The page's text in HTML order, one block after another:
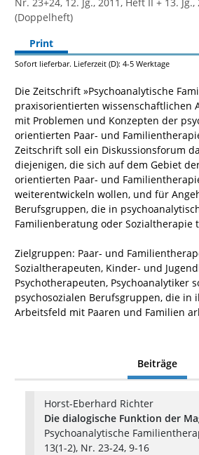
(Doppelheft)
Print
Sofort lieferbar. Lieferzeit (D): 4-5 Werktage
Die Zeitschrift »Psychoanalytische
praxisorientierten wissenschaftlichen
mit Problemen und Konzepten der
orientierten Paar- und
Zeitschrift soll ein Diskussionsforum
diejenigen, die sich auf dem Gebiet
orientierten Paar- und
weiterentwickeln wollen, und für
Berufsgruppen, die in
Familienberatung oder Sozialtherapie
Zielgruppen: Paar- und
Sozialtherapeuten, Kinder- und
Psychotherapeuten, Psychoanalytiker
psychosozialen Berufsgruppen, die in
Arbeitsfeld mit Paaren und Familien
Beiträge
Horst-Eberhard Richter
Die dialogische Funktion der
Psychoanalytische
13(1-2), Nr. 23-24, 9-16